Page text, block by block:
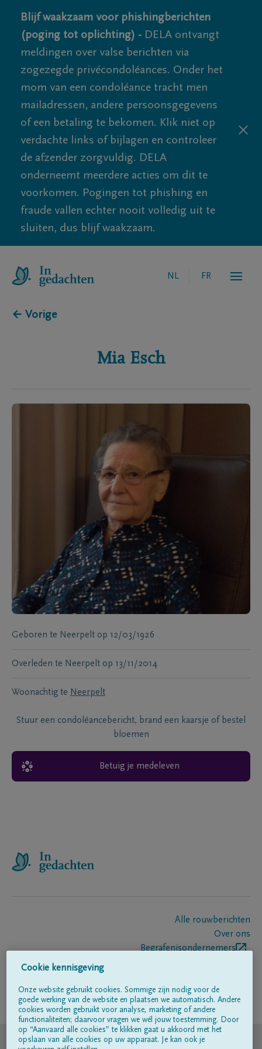
Blijf waakzaam voor phishingberichten
(poging tot oplichting) - DELA ontvangt
meldingen over valse berichten via
zogezegde privécondoléances. Onder het
mom van een condoléance tracht men
mailadressen, andere persoonsgegevens
of een betaling te bekomen. Klik niet op
verdachte links of bijlagen en controleer
de afzender zorgvuldig. DELA
onderneemt meerdere acties om dit te
voorkomen. Pogingen tot phishing en
fraude vallen echter nooit volledig uit te
sluiten, dus blijf waakzaam.
NL FR
← Vorige
Mia Esch
Geboren te Neerpelt op 12/03/1926
Overleden te Neerpelt op 13/11/2014
Woonachtig te Neerpelt
Stuur een condoléancebericht, brand een kaarsje of bestel
bloemen
Betuig je medeleven
Alle rouwberichten
Over ons
Begrafenisondernemers
Volg ons op
© DELA
Cookie kennisgeving
Onze website gebruikt cookies. Sommige zijn nodig voor de
goede werking van de website en plaatsen we automatisch. Andere
cookies worden gebruikt voor analyse, marketing of andere
functionaliteiten; daarvoor vragen we wél jouw toestemming. Door
op “Aanvaard alle cookies” te klikken gaat u akkoord met het
opslaan van alle cookies op uw apparaat. Je kan ook je